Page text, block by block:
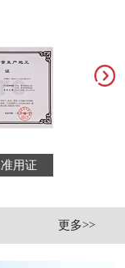
用证
更多>>